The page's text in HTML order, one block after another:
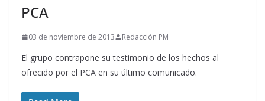
PCA
03 de noviembre de 2013 Redacción PM
El grupo contrapone su testimonio de los hechos al
ofrecido por el PCA en su último comunicado.